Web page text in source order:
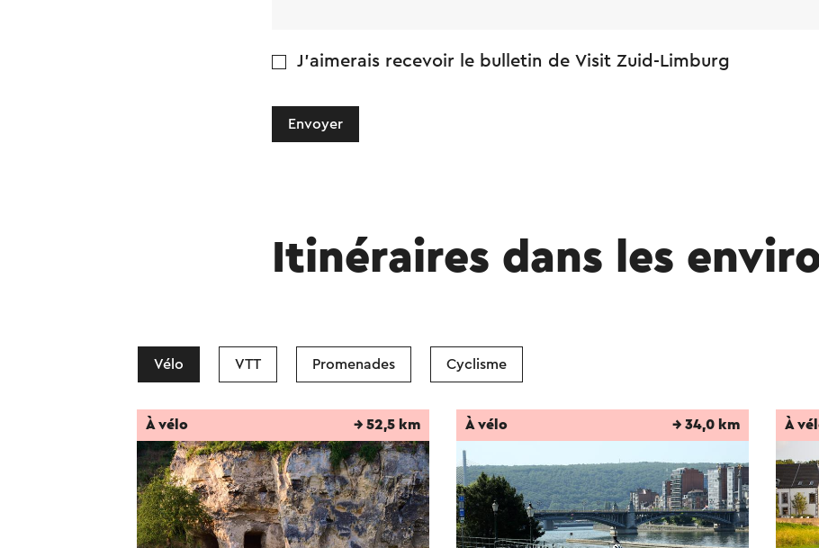
J'aimerais recevoir le bulletin de Visit Zuid-Limburg
Envoyer
Itinéraires dans les
Vélo VTT Promenades Cyclisme
À vélo → 52,5 km À vélo → 34,0 km À